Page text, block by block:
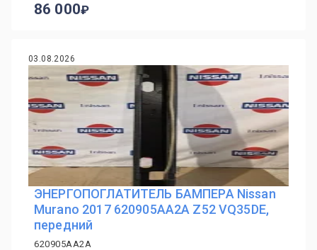
86 000
03.08.2026
ЭНЕРГОПОГЛАТИТЕЛЬ БАМПЕРА Nissan
Murano 2017 620905AA2A Z52 VQ35DE,
передний
620905AA2A